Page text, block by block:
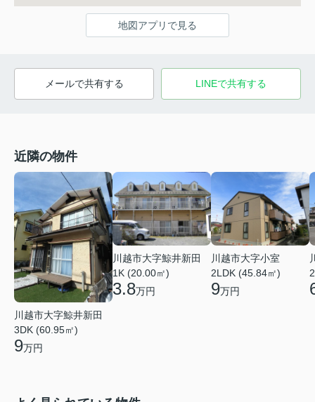
地図アプリで見る
メールで共有する LINEで共有する
近隣の物件
川越市大字鯨井新田
3DK (60.95㎡)
9万円
川越市大字鯨井新田
1K (20.00㎡)
3.8万円
川越市大字小室
2LDK (45.84㎡)
9万円